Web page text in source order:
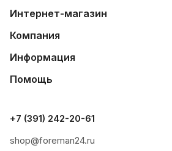
Интернет-магазин
Компания
Информация
Помощь
+7 (391) 242-20-61
shop@foreman24.ru